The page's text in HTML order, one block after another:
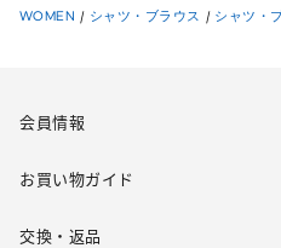
WOMEN / シャツ・ブラウス / シャツ・
会員情報
お買い物ガイド
交換・返品